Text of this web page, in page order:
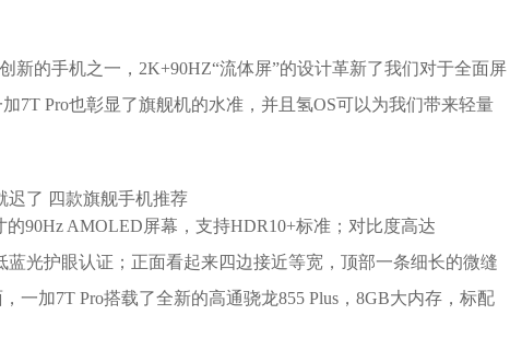
新的手机之一，2K+90HZ“流体屏”的设计革新了我们对于全面屏
7T Pro也彰显了旗舰机的水准，并且氢OS可以为我们带来轻量
的90Hz AMOLED屏幕，支持HDR10+标准；对比度高达
蓝光护眼认证；正面看起来四边接近等宽，顶部一条细长的微缝
一加7T Pro搭载了全新的高通骁龙855 Plus，8GB大内存，标配